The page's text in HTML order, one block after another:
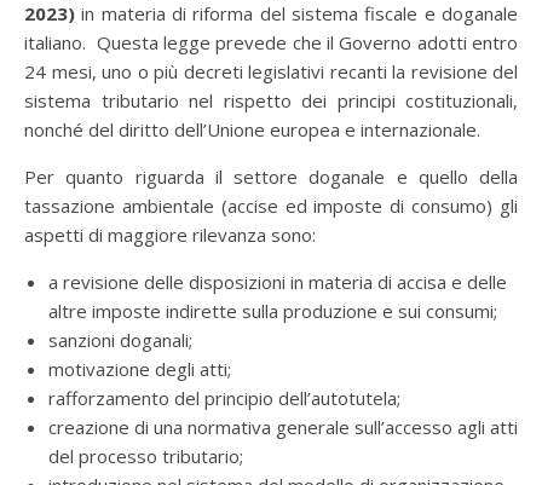
2023)in materia di riforma del sistema fiscale e doganale
italiano. Questa legge prevede che il Governo adotti entro
24 mesi, uno o più decreti legislativi recanti la revisione del
sistema tributario nel rispetto dei principi costituzionali,
nonché del diritto dell’Unione europea e internazionale.
Per quanto riguarda il settore doganale e quello della
tassazione ambientale (accise ed imposte di consumo) gli
aspetti di maggiore rilevanza sono:
a revisione delle disposizioni in materia di accisa e delle
altre imposte indirette sulla produzione e sui consumi;
sanzioni doganali;
motivazione degli atti;
rafforzamento del principio dell’autotutela;
creazione di una normativa generale sull’accesso agli atti
del processo tributario;